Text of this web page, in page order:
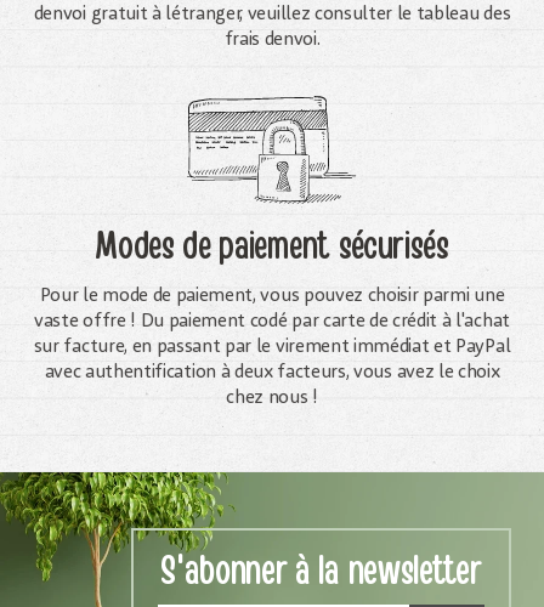
denvoi gratuit à létranger, veuillez consulter le tableau des
frais denvoi.
Modes de paiement sécurisés
Pour le mode de paiement, vous pouvez choisir parmi une
vaste offre ! Du paiement codé par carte de crédit à l'achat
sur facture, en passant par le virement immédiat et PayPal
avec authentification à deux facteurs, vous avez le choix
chez nous !
S'abonner à la newsletter